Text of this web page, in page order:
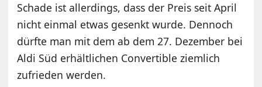
Schade ist allerdings, dass der Preis seit April
nicht einmal etwas gesenkt wurde. Dennoch
dürfte man mit dem ab dem 27. Dezember bei
Aldi Süd erhältlichen Convertible ziemlich
zufrieden werden.